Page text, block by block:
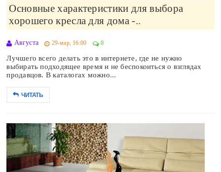
Основные характеристики для выбора
хорошего кресла для дома -..
Августа 29-мар, 16:00 0
Лучшего всего делать это в интернете, где не нужно
выбирать подходящее время и не беспокоиться о взглядах
продавцов. В каталогах можно...
ЧИТАТЬ